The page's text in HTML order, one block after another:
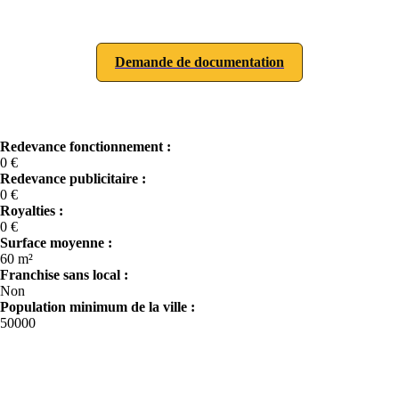
Demande de documentation
Redevance fonctionnement :
0 €
Redevance publicitaire :
0 €
Royalties :
0 €
Surface moyenne :
60 m²
Franchise sans local :
Non
Population minimum de la ville :
50000